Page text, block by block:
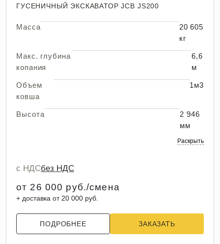
ГУСЕНИЧНЫЙ ЭКСКАВАТОР JCB JS200
Масса
20 605
кг
Макс. глубина
копания
6,6
м
Объем
ковша
1м3
Высота
2 946
мм
Раскрыть
с НДСбез НДС
от 26 000 руб./смена
+ доставка от 20 000 руб.
ПОДРОБНЕЕ ЗАКАЗАТЬ